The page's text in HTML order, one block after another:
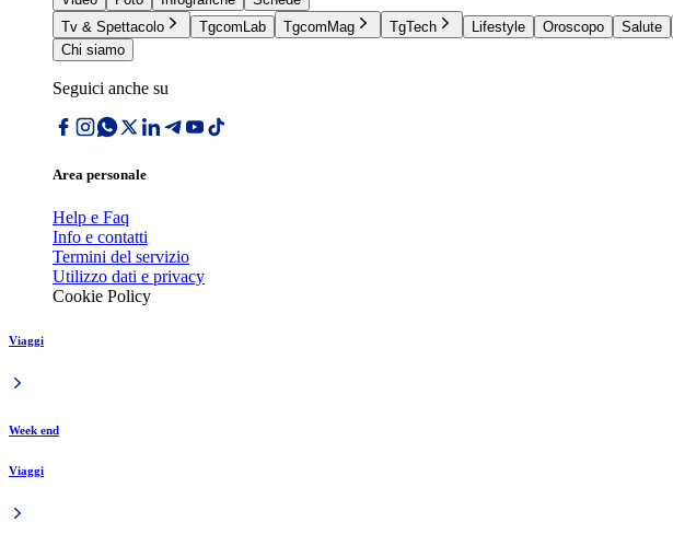
Tv & Spettacolo
TgcomLab TgcomMag TgTech Lifestyle Oroscopo Salute
Chi siamo
Seguici anche su
Area personale
Help e Faq
Info e contatti
Termini del servizio
Utilizzo dati e privacy
Cookie Policy
Viaggi
Week end
Viaggi